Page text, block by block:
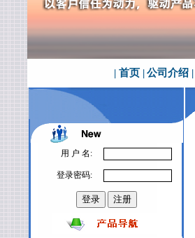
| 首页 |公司介绍 |
用 户 名:
登录密码: